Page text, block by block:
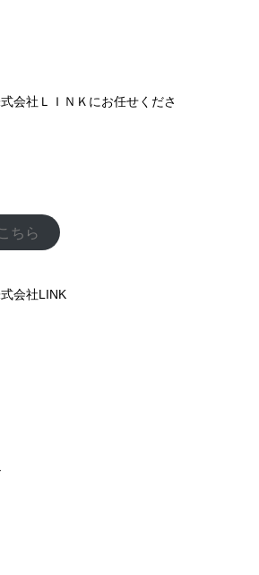
会社ＬＩＮＫにお任せくださ
ちら
会社LINK